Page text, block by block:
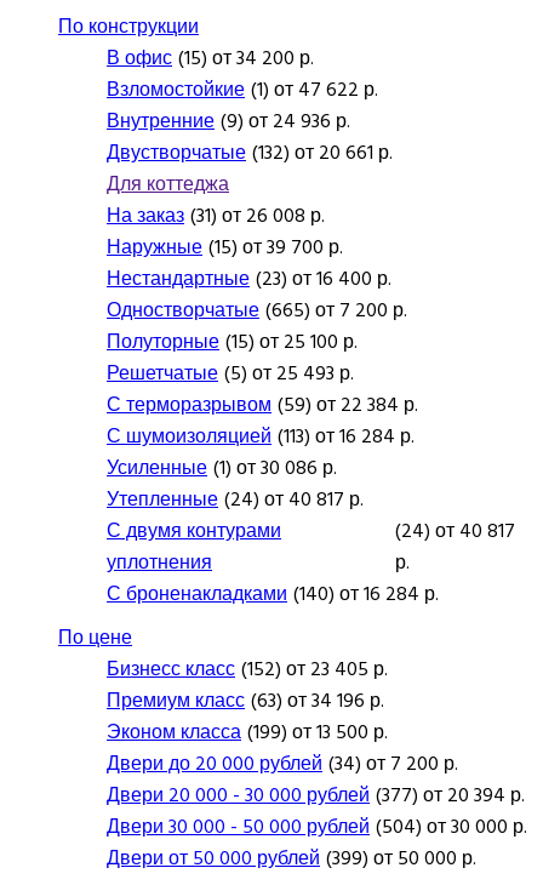
По конструкции
В офис(15) от 34 200 р.
Взломостойкие(1) от 47 622 р.
Внутренние(9) от 24 936 р.
Двустворчатые(132) от 20 661 р.
Для коттеджа
На заказ(31) от 26 008 р.
Наружные(15) от 39 700 р.
Нестандартные(23) от 16 400 р.
Одностворчатые(665) от 7 200 р.
Полуторные(15) от 25 100 р.
Решетчатые(5) от 25 493 р.
С терморазрывом(59) от 22 384 р.
С шумоизоляцией(113) от 16 284 р.
Усиленные(1) от 30 086 р.
Утепленные(24) от 40 817 р.
С двумя контурами
уплотнения
(24) от 40 817
р.
С броненакладками(140) от 16 284 р.
По цене
Бизнесс класс(152) от 23 405 р.
Премиум класс(63) от 34 196 р.
Эконом класса(199) от 13 500 р.
Двери до 20 000 рублей(34) от 7 200 р.
Двери 20 000 - 30 000 рублей(377) от 20 394 р.
Двери 30 000 - 50 000 рублей(504) от 30 000 р.
Двери от 50 000 рублей(399) от 50 000 р.